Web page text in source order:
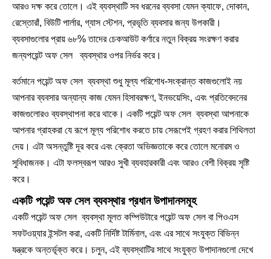
আরও দক্ষ করে তোলে। এই ব্যবস্থাটি সব ধরনের ব্যবসা যেমন ক্যাফে, দোকান,
রেস্তোরাঁ, বিউটি পার্লার, গ্যাস স্টেশন, প্রভৃতি ব্যবসার জন্য উপকারী।
ব্যবসাগুলোর প্রায় ৬৮% তাদের চেকআউট কর্ণারে নতুন বিক্রয় সংরক্ষণ করার
জন্যপয়েন্ট অফ সেল ব্যবস্থার ওপর নির্ভর করে।
বর্তমানে পয়েন্ট অফ সেল ব্যবস্থা শুধু মূল্য পরিশোধ-সংক্রান্ত কাজগুলোই নয়
আপনার ব্যবসার অন্যান্য কাজ যেমন হিসাবরক্ষণ, ইনভয়েসিং, এবং প্রতিবেদনের
কাজগুলোরও ব্যবস্থাপনা করে থাকে। একটি পয়েন্ট অফ সেল ব্যবস্থা আপনাকে
আপনার গ্রাহকরা যে রূপে মূল্য পরিশোধ করতে চায় সেরূপেই গ্রহণ করার শিথিলতা
দেয়। এটা অসন্তুষ্টি দূর করে এবং ক্রেতা অভিজ্ঞতাকে করে তোলে মনোরম ও
সুবিধাজনক। এটা ফলস্বরূপ আরও সুখী ব্যবহারকারী এবং আরও বেশী বিক্রয় সৃষ্টি
করে।
একটি পয়েন্ট অফ সেল ব্যবস্থার প্রধান উপাদানসমূহ
একটি পয়েন্ট অফ সেল ব্যবস্থা মূলত কম্পিউটারে পয়েন্ট অফ সেল বা পিওএস
সফটওয়্যার ইন্সটল করা, একটি নির্দিষ্ট টার্মিনাল, এবং এর সাথে সংযুক্ত বিভিন্ন
যন্ত্রকে অন্তর্ভূক্ত করে। চলুন, এই ব্যবস্থাটির সাথে সংযুক্ত উপাদানগুলো দেখে